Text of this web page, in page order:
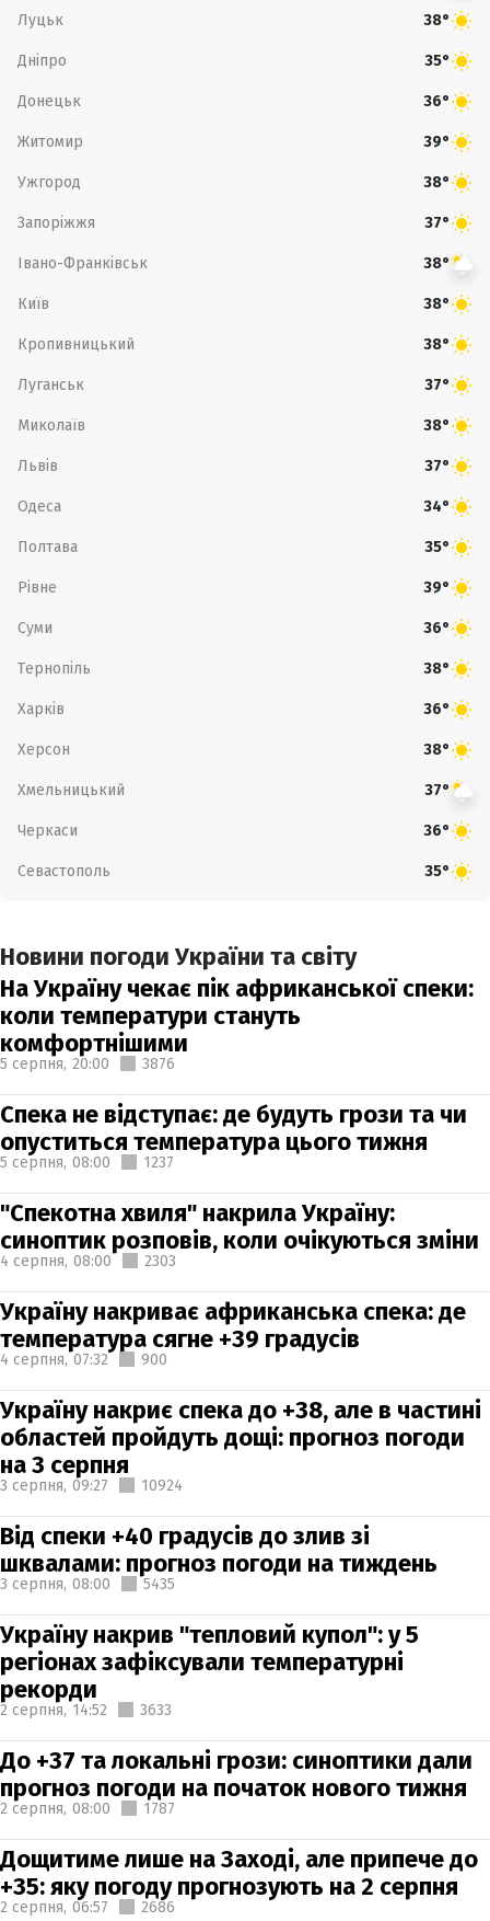
Луцьк 38°
Дніпро 35°
Донецьк 36°
Житомир 39°
Ужгород 38°
Запоріжжя 37°
Івано-Франківськ 38°
Київ 38°
Кропивницький 38°
Луганськ 37°
Миколаїв 38°
Львів 37°
Одеса 34°
Полтава 35°
Рівне 39°
Суми 36°
Тернопіль 38°
Харків 36°
Херсон 38°
Хмельницький 37°
Черкаси 36°
Севастополь 35°
Новини погоди України та світу
На Україну чекає пік африканської спеки:
коли температури стануть
комфортнішими
5 серпня, 20:00 3876
Спека не відступає: де будуть грози та чи
опуститься температура цього тижня
5 серпня, 08:00 1237
"Спекотна хвиля" накрила Україну:
синоптик розповів, коли очікуються зміни
4 серпня, 08:00 2303
Україну накриває африканська спека: де
температура сягне +39 градусів
4 серпня, 07:32 900
Україну накриє спека до +38, але в частині
областей пройдуть дощі: прогноз погоди
на 3 серпня
3 серпня, 09:27 10924
Від спеки +40 градусів до злив зі
шквалами: прогноз погоди на тиждень
3 серпня, 08:00 5435
Україну накрив "тепловий купол": у 5
регіонах зафіксували температурні
рекорди
2 серпня, 14:52 3633
До +37 та локальні грози: синоптики дали
прогноз погоди на початок нового тижня
2 серпня, 08:00 1787
Дощитиме лише на Заході, але припече до
+35: яку погоду прогнозують на 2 серпня
2 серпня, 06:57 2686